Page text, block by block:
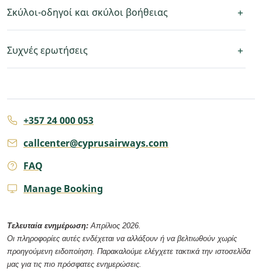
Σκύλοι-οδηγοί και σκύλοι βοήθειας +
Συχνές ερωτήσεις +
+357 24 000 053
callcenter@cyprusairways.com
FAQ
Manage Booking
Τελευταία ενημέρωση:Απρίλιος 2026.
Οι πληροφορίες αυτές ενδέχεται να αλλάξουν ή να βελτιωθούν χωρίς
προηγούμενη ειδοποίηση. Παρακαλούμε ελέγχετε τακτικά την ιστοσελίδα
μας για τις πιο πρόσφατες ενημερώσεις.